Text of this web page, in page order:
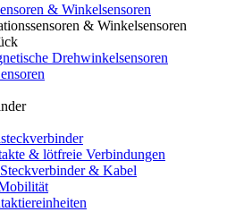
& Winkelsensoren
& Winkelsensoren
Drehwinkelsensoren
& lötfreie Verbindungen
& Kabel